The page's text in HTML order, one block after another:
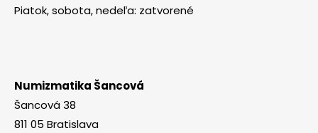
Piatok, sobota, nedeľa: zatvorené
Numizmatika Šancová
Šancová 38
811 05 Bratislava